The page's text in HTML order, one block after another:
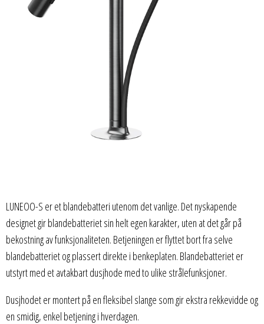
LUNEOO-S er et blandebatteri utenom det vanlige. Det nyskapende
designet gir blandebatteriet sin helt egen karakter, uten at det går på
bekostning av funksjonaliteten. Betjeningen er flyttet bort fra selve
blandebatteriet og plassert direkte i benkeplaten. Blandebatteriet er
utstyrt med et avtakbart dusjhode med to ulike strålefunksjoner.
Dusjhodet er montert på en fleksibel slange som gir ekstra rekkevidde og
en smidig, enkel betjening i hverdagen.